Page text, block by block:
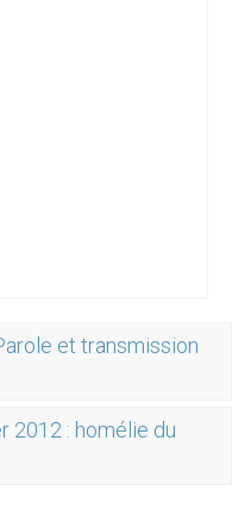
et transmission
2012 : homélie du